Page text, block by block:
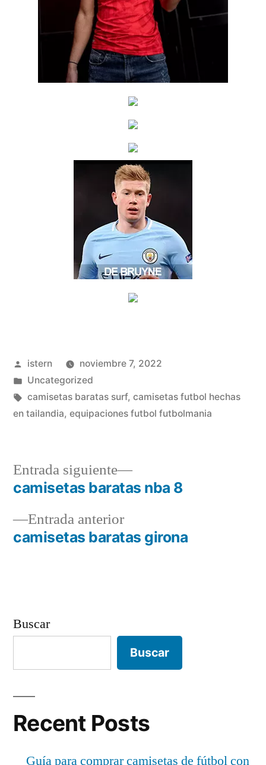
Publicado
por
istern
noviembre 7, 2022
Publicado
en
Uncategorized
Etiquetas:
camisetas baratas surf, camisetas futbol hechas
en tailandia, equipaciones futbol futbolmania
Navegación
deEntrada anteriorEntrada
anterior:
camisetas baratas girona
Entrada siguiente
Entrada
siguiente:
camisetas baratas nba 8
Buscar
Buscar
Recent Posts
Guía para comprar camisetas de fútbol con